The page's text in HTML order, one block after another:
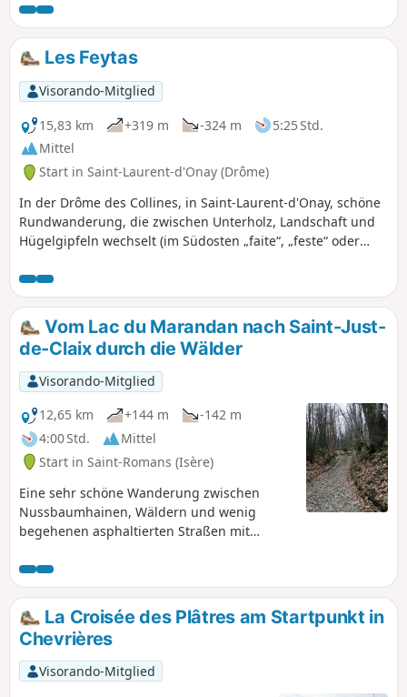
schönen Nussbaumhainen vorbeiführen
und ganz in der Nähe der ersten
Erhebungen der Drôme liegen.
Les Feytas
Visorando-Mitglied
15,83 km
+319 m -324 m
5:25 Std.
Mittel
Start in Saint-Laurent-d'Onay (Drôme)
In der Drôme des Collines, in Saint-Laurent-d'Onay, schöne
Rundwanderung, die zwischen Unterholz, Landschaft und
Hügelgipfeln wechselt (im Südosten „faite“, „feste“ oder
Vom Lac du Marandan nach Saint-Just-
de-Claix durch die Wälder
Visorando-Mitglied
12,65 km
+144 m
-142 m
4:00 Std.
Mittel
Start in Saint-Romans (Isère)
Eine sehr schöne Wanderung zwischen
Nussbaumhainen, Wäldern und wenig
begehenen asphaltierten Straßen mit
Vercors.
La Croisée des Plâtres am Startpunkt in
Chevrières
Visorando-Mitglied